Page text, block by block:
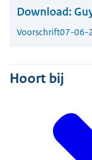
Download:
Voorschrift07-06-
Hoort bij